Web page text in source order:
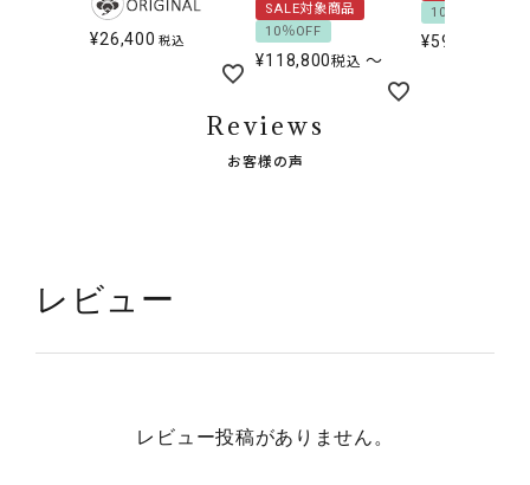
¥26,400 税込
SALE対象商品
10％OFF
¥118,800税込 〜
10％OFF
¥59,400
Reviews
お客様の声
レビュー
レビュー投稿がありません。